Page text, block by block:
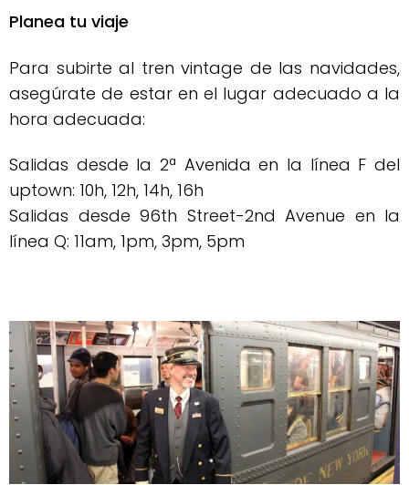
Planea tu viaje
Para subirte al tren vintage de las navidades,
asegúrate de estar en el lugar adecuado a la
hora adecuada:
Salidas desde la 2ª Avenida en la línea F del
uptown: 10h, 12h, 14h, 16h
Salidas desde 96th Street-2nd Avenue en la
línea Q: 11am, 1pm, 3pm, 5pm